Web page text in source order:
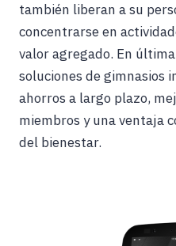
también liberan a su
concentrarse en
valor agregado. En
soluciones de gimnasios
ahorros a largo plazo,
miembros y una ventaja
del bienestar.